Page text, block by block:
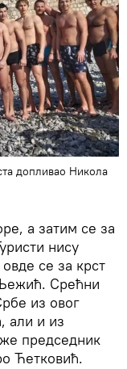
допливао Никола
а затим се за
нису
се за крст
Њежић. Срећни
из овог
али и из
председник
Ћетковић.